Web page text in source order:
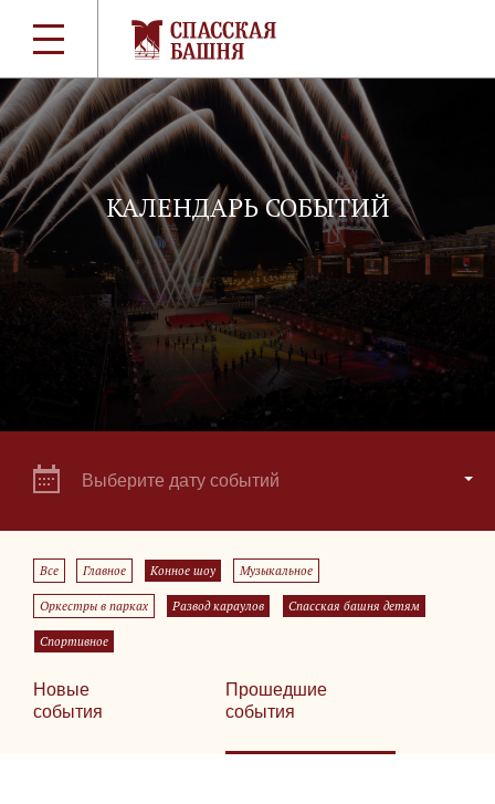
КАЛЕНДАРЬ СОБЫТИЙ
Выберите дату событий
Все Главное Конное шоу Музыкальное
Оркестры в парках Развод караулов Спасская башня детям
Спортивное
Новые
события
Прошедшие
события